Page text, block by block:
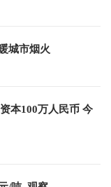
城市烟火
本100万人民币 今